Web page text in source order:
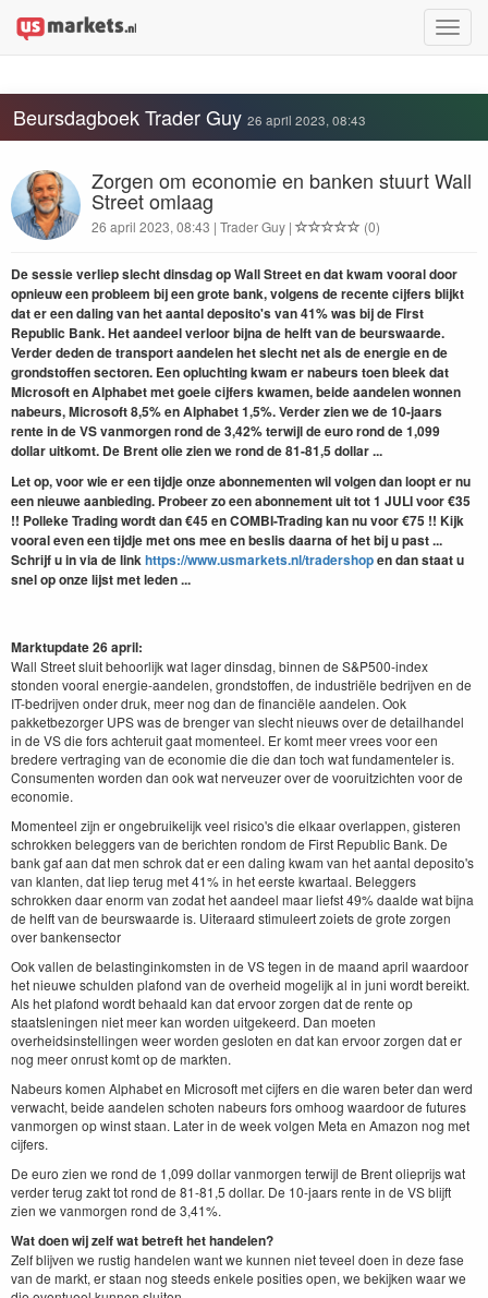
Toggle
Beursdagboek Trader Guy 26 april 2023, 08:43
Zorgen om economie en banken stuurt Wall
Street omlaag
26 april 2023, 08:43 | Trader Guy | (0)
De sessie verliep slecht dinsdag op Wall Street en dat kwam vooral door
opnieuw een probleem bij een grote bank, volgens de recente cijfers blijkt
dat er een daling van het aantal deposito's van 41% was bij de First
Republic Bank. Het aandeel verloor bijna de helft van de beurswaarde.
Verder deden de transport aandelen het slecht net als de energie en de
grondstoffen sectoren. Een opluchting kwam er nabeurs toen bleek dat
Microsoft en Alphabet met goeie cijfers kwamen, beide aandelen wonnen
nabeurs, Microsoft 8,5% en Alphabet 1,5%. Verder zien we de 10-jaars
rente in de VS vanmorgen rond de 3,42% terwijl de euro rond de 1,099
dollar uitkomt. De Brent olie zien we rond de 81-81,5 dollar ...
Let op, voor wie er een tijdje onze abonnementen wil volgen dan loopt er nu
een nieuwe aanbieding. Probeer zo een abonnement uit tot 1 JULI voor €35
!! Polleke Trading wordt dan €45 en COMBI-Trading kan nu voor €75 !! Kijk
vooral even een tijdje met ons mee en beslis daarna of het bij u past ...
Schrijf u in via de linkhttps://www.usmarkets.nl/tradershopen dan staat u
snel op onze lijst met leden ...
Marktupdate 26 april:
Wall Street sluit behoorlijk wat lager dinsdag, binnen de S&P500-index
stonden vooral energie-aandelen, grondstoffen, de industriële bedrijven en de
IT-bedrijven onder druk, meer nog dan de financiële aandelen. Ook
pakketbezorger UPS was de brenger van slecht nieuws over de detailhandel
in de VS die fors achteruit gaat momenteel. Er komt meer vrees voor een
bredere vertraging van de economie die die dan toch wat fundamenteler is.
Consumenten worden dan ook wat nerveuzer over de vooruitzichten voor de
economie.
Momenteel zijn er ongebruikelijk veel risico's die elkaar overlappen, gisteren
schrokken beleggers van de berichten rondom de First Republic Bank. De
bank gaf aan dat men schrok dat er een daling kwam van het aantal deposito's
van klanten, dat liep terug met 41% in het eerste kwartaal. Beleggers
schrokken daar enorm van zodat het aandeel maar liefst 49% daalde wat bijna
de helft van de beurswaarde is. Uiteraard stimuleert zoiets de grote zorgen
over bankensector
Ook vallen de belastinginkomsten in de VS tegen in de maand april waardoor
het nieuwe schulden plafond van de overheid mogelijk al in juni wordt bereikt.
Als het plafond wordt behaald kan dat ervoor zorgen dat de rente op
staatsleningen niet meer kan worden uitgekeerd. Dan moeten
overheidsinstellingen weer worden gesloten en dat kan ervoor zorgen dat er
nog meer onrust komt op de markten.
Nabeurs komen Alphabet en Microsoft met cijfers en die waren beter dan werd
verwacht, beide aandelen schoten nabeurs fors omhoog waardoor de futures
vanmorgen op winst staan. Later in de week volgen Meta en Amazon nog met
cijfers.
De euro zien we rond de 1,099 dollar vanmorgen terwijl de Brent olieprijs wat
verder terug zakt tot rond de 81-81,5 dollar. De 10-jaars rente in de VS blijft
zien we vanmorgen rond de 3,41%.
Wat doen wij zelf wat betreft het handelen?
Zelf blijven we rustig handelen want we kunnen niet teveel doen in deze fase
van de markt, er staan nog steeds enkele posities open, we bekijken waar we